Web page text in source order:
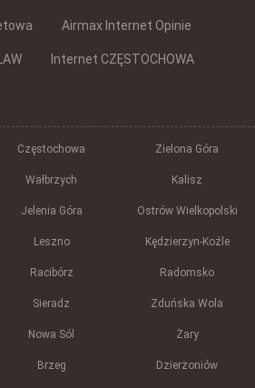
Airmax Internet Opinie
Internet CZĘSTOCHOWA
Częstochowa Zielona Góra
Wałbrzych Kalisz
Jelenia Góra Ostrów Wielkopolski
Leszno Kędzierzyn-Koźle
Racibórz Radomsko
Sieradz Zduńska Wola
Nowa Sól Żary
Brzeg Dzierżoniów